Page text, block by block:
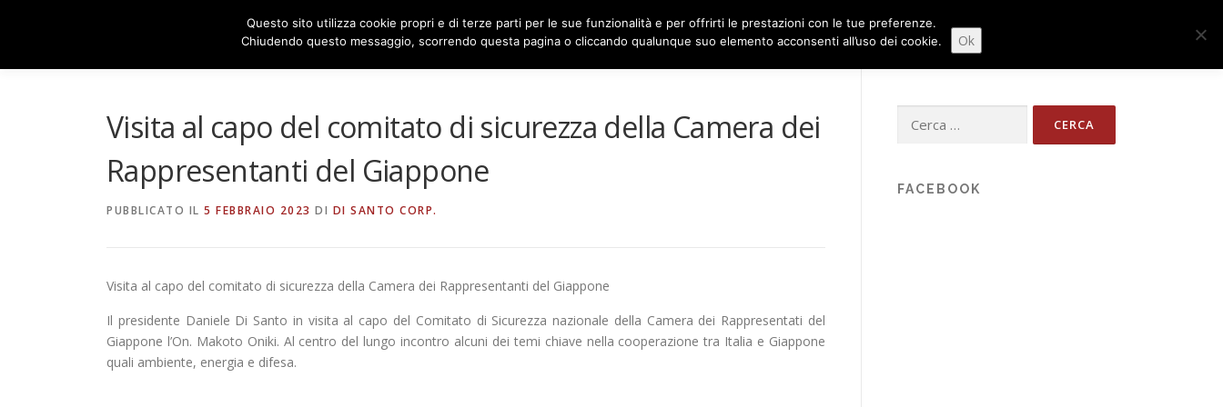
CHI SIAMO COSA FACCIAMO NEWS CONTATTI
Visita al capo del comitato di sicurezza della Camera dei
Rappresentanti del Giappone
PUBBLICATO IL 5 FEBBRAIO 2023 DI DI SANTO CORP.
Visita al capo del comitato di sicurezza della Camera dei Rappresentanti del Giappone
Il presidente Daniele Di Santo in visita al capo del Comitato di Sicurezza nazionale della Camera dei Rappresentati del
Giappone l’On. Makoto Oniki. Al centro del lungo incontro alcuni dei temi chiave nella cooperazione tra Italia e Giappone
quali ambiente, energia e difesa.
per:
FACEBOOK
Questo sito utilizza cookie propri e di terze parti per le sue funzionalità e per offrirti le prestazioni con le tue preferenze.
Chiudendo questo messaggio, scorrendo questa pagina o cliccando qualunque suo elemento acconsenti all’uso dei cookie.
Ok